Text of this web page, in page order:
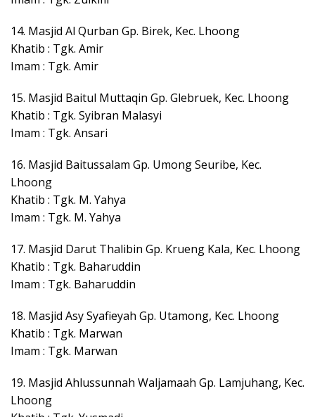
14. Masjid Al Qurban Gp. Birek, Kec. Lhoong
Khatib : Tgk. Amir
Imam : Tgk. Amir
15. Masjid Baitul Muttaqin Gp. Glebruek, Kec. Lhoong
Khatib : Tgk. Syibran Malasyi
Imam : Tgk. Ansari
16. Masjid Baitussalam Gp. Umong Seuribe, Kec.
Lhoong
Khatib : Tgk. M. Yahya
Imam : Tgk. M. Yahya
17. Masjid Darut Thalibin Gp. Krueng Kala, Kec. Lhoong
Khatib : Tgk. Baharuddin
Imam : Tgk. Baharuddin
18. Masjid Asy Syafieyah Gp. Utamong, Kec. Lhoong
Khatib : Tgk. Marwan
Imam : Tgk. Marwan
19. Masjid Ahlussunnah Waljamaah Gp. Lamjuhang, Kec.
Lhoong